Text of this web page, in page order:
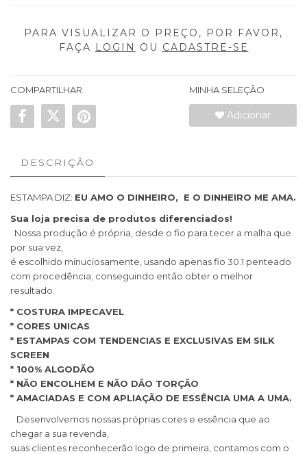
PARA VISUALIZAR O PREÇO, POR FAVOR,
FAÇA
LOGIN OU CADASTRE-SE
COMPARTILHAR MINHA SELEÇÃO
Adicionar
DESCRIÇÃO
ESTAMPA DIZ: EU AMO O DINHEIRO, E O DINHEIRO ME AMA.
Sua loja precisa de produtos diferenciados!
Nossa produção é própria, desde o fio para tecer a malha que
por sua vez,
é escolhido minuciosamente, usando apenas fio 30.1 penteado
com procedência, conseguindo então obter o melhor
resultado.
* COSTURA IMPECAVEL
* CORES UNICAS
* ESTAMPAS COM TENDENCIAS E EXCLUSIVAS EM SILK
SCREEN
* 100% ALGODÃO
* NÃO ENCOLHEM E NÃO DÃO TORÇÃO
* AMACIADAS E COM APLIAÇÃO DE ESSÊNCIA UMA A UMA.
Desenvolvemos nossas próprias cores e essência que ao
chegar a sua revenda,
suas clientes reconhecerão logo de primeira, contamos com o